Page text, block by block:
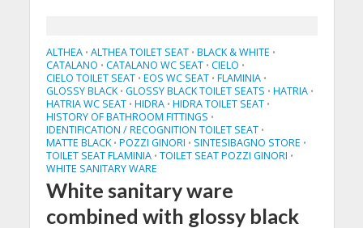
ALTHEA • ALTHEA TOILET SEAT • BLACK & WHITE •
CATALANO • CATALANO WC SEAT • CIELO •
CIELO TOILET SEAT • EOS WC SEAT • FLAMINIA •
GLOSSY BLACK • GLOSSY BLACK TOILET SEATS • HATRIA •
HATRIA WC SEAT • HIDRA • HIDRA TOILET SEAT •
HISTORY OF BATHROOM FITTINGS •
IDENTIFICATION / RECOGNITION TOILET SEAT •
MATTE BLACK • POZZI GINORI • SINTESIBAGNO STORE •
TOILET SEAT FLAMINIA • TOILET SEAT POZZI GINORI •
WHITE SANITARY WARE
White sanitary ware
combined with glossy black